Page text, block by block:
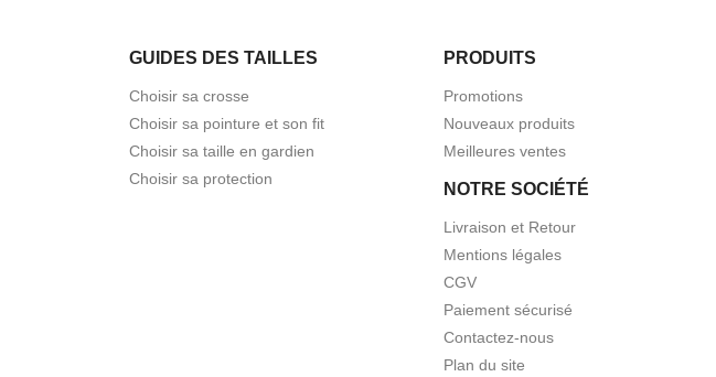
GUIDES DES TAILLES
Choisir sa crosse
Choisir sa pointure et son fit
Choisir sa taille en gardien
Choisir sa protection
PRODUITS
Promotions
Nouveaux produits
Meilleures ventes
NOTRE SOCIÉTÉ
Livraison et Retour
Mentions légales
CGV
Paiement sécurisé
Contactez-nous
Plan du site